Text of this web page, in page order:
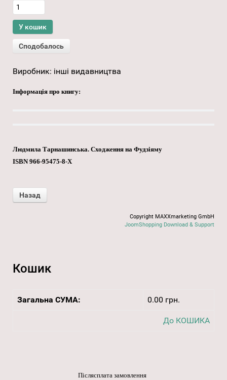
Виробник: інші видавництва
Інформація про книгу:
Людмила Тарнашинська. Сходження на Фудзіяму
ISBN 966-95475-8-Х
Copyright MAXXmarketing GmbH
JoomShopping Download & Support
Кошик
Загальна СУМА: 0.00 грн.
До КОШИКА
Післясплата замовлення